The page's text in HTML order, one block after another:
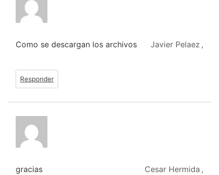
Javier Pelaez ,
Como se descargan los archivos
Responder
Cesar Hermida ,
gracias